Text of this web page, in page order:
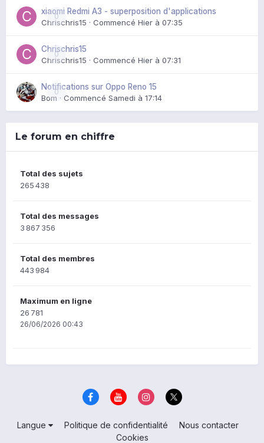
0
xiaomi Redmi A3 - superposition d'applications
Chrischris15 · Commencé Hier à 07:35
0
Chrischris15
Chrischris15 · Commencé Hier à 07:31
0
Notifications sur Oppo Reno 15
Bom · Commencé Samedi à 17:14
Le forum en chiffre
Total des sujets
265 438
Total des messages
3 867 356
Total des membres
443 984
Maximum en ligne
26 781
26/06/2026 00:43
Langue Politique de confidentialité
Nous contacter
Cookies